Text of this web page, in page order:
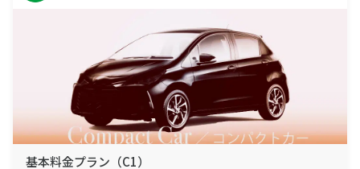
基本料金プラン（C1）